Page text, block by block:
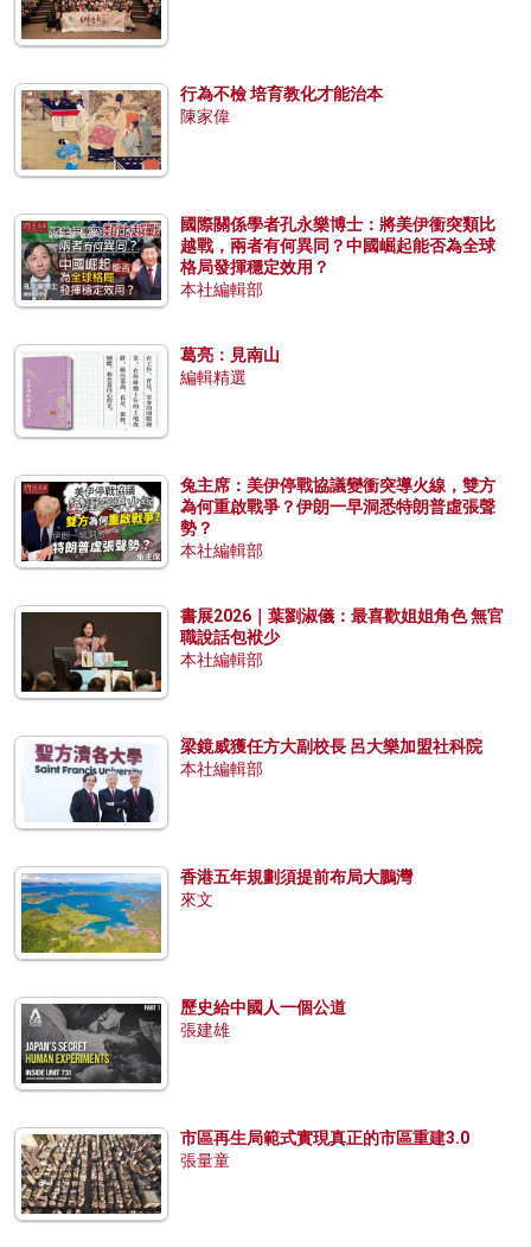
行為不檢 培育教化才能治本
陳家偉
國際關係學者孔永樂博士：將美伊衝突類比
越戰，兩者有何異同？中國崛起能否為全球
格局發揮穩定效用？
本社編輯部
葛亮：見南山
編輯精選
兔主席：美伊停戰協議變衝突導火線，雙方
為何重啟戰爭？伊朗一早洞悉特朗普虛張聲
勢？
本社編輯部
書展2026｜葉劉淑儀：最喜歡姐姐角色 無官
職說話包袱少
本社編輯部
梁鏡威獲任方大副校長 呂大樂加盟社科院
本社編輯部
香港五年規劃須提前布局大鵬灣
來文
歷史給中國人一個公道
張建雄
市區再生局範式實現真正的市區重建3.0
張量童